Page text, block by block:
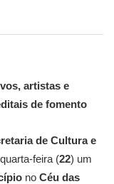
artistas e
de fomento
de Cultura e
feira (22) um
no Céu das